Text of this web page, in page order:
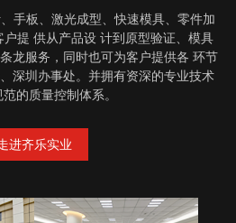
手板、激光成型、快速模具、零件加
提 供从产品设 计到原型验证、模具
龙服务，同时也可为客户提供各 环节
深圳办事处。并拥有资深的专业技术
的质量控制体系。
进齐乐实业